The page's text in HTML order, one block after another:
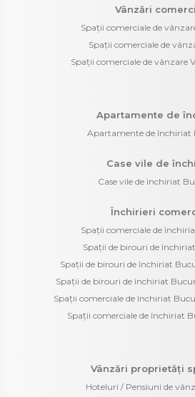
Vânzări
Spații comerciale de
Spații comerciale de
Spații comerciale de vânzare
Apartamente de
Apartamente de închiriat
Case vile de
Case vile de închiriat
Închirieri
Spații comerciale de
Spații de birouri de
Spații de birouri de închiriat
Spații de birouri de închiriat
Spații comerciale de închiriat
Spații comerciale de închiriat
Vânzări proprietăți
Hoteluri / Pensiuni de